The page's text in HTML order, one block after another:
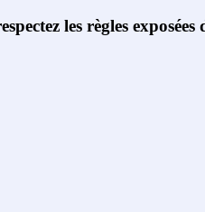
les règles